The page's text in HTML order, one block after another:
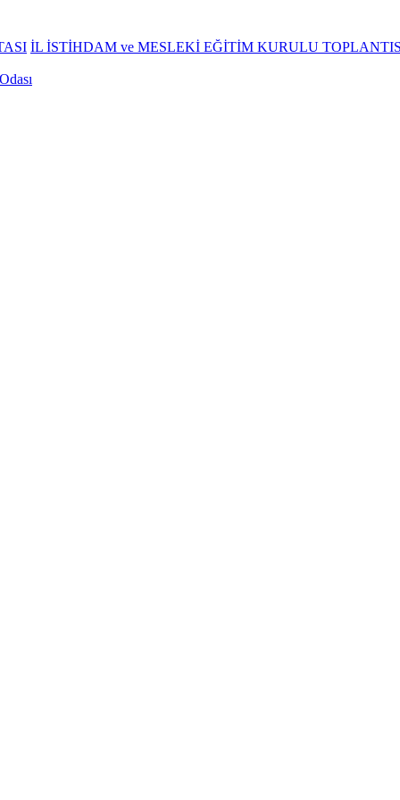
İL İSTİHDAM ve MESLEKİ EĞİTİM KURULU